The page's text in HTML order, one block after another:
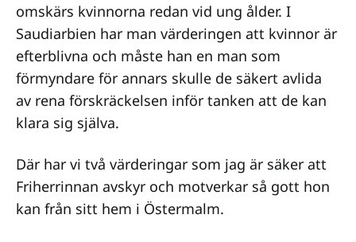
omskärs kvinnorna redan vid ung ålder. I
Saudiarbien har man värderingen att kvinnor är
efterblivna och måste han en man som
förmyndare för annars skulle de säkert avlida
av rena förskräckelsen inför tanken att de kan
klara sig själva.
Där har vi två värderingar som jag är säker att
Friherrinnan avskyr och motverkar så gott hon
kan från sitt hem i Östermalm.